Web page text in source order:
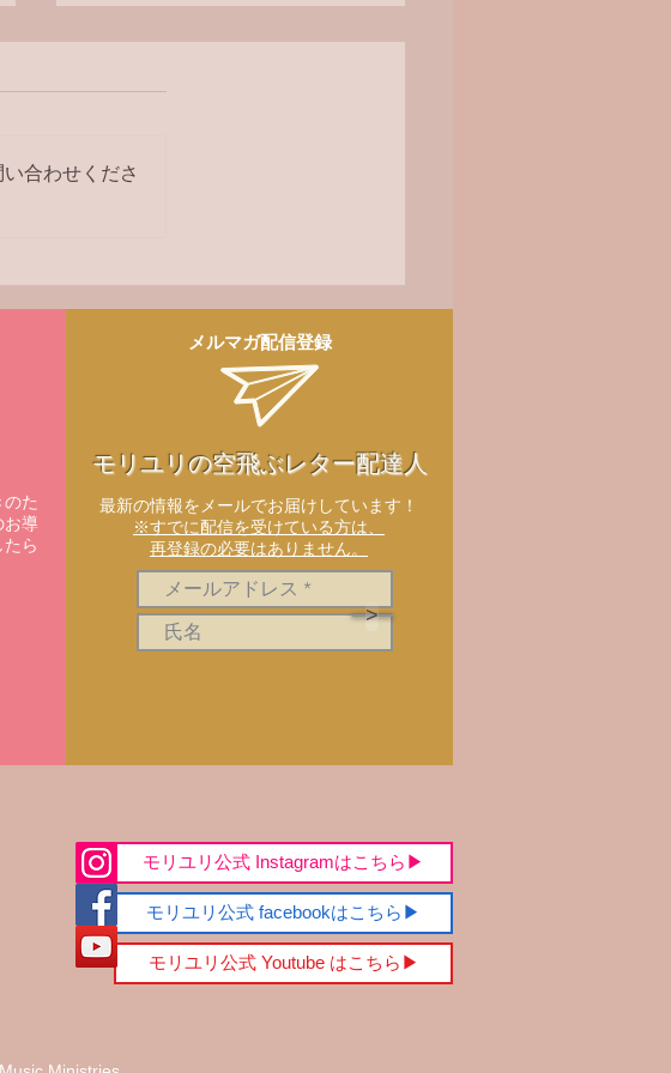
合わせくださ
た
お導
ら
メルマガ配信登録
モリユリの空飛ぶレター配達人
​最新の情報をメールでお届けしています！
※すでに配信を受けている方は、
再登録の必要はありません。
>
モリユリ公式 Instagramはこちら▶︎
モリユリ公式 facebookはこちら▶︎
モリユリ公式 Youtube はこちら▶︎